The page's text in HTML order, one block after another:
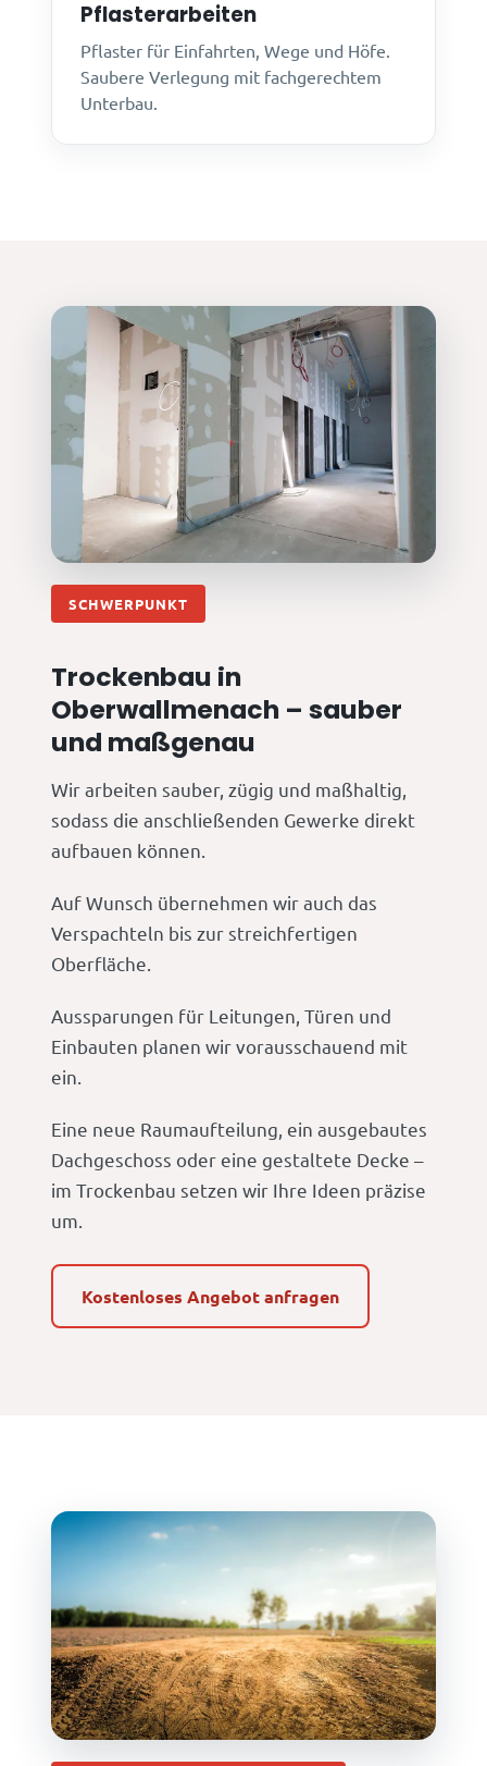
Pflasterarbeiten
Pflaster für Einfahrten, Wege und Höfe.
Saubere Verlegung mit fachgerechtem
Unterbau.
SCHWERPUNKT
Trockenbau in
Oberwallmenach – sauber
und maßgenau
Wir arbeiten sauber, zügig und maßhaltig,
sodass die anschließenden Gewerke direkt
aufbauen können.
Auf Wunsch übernehmen wir auch das
Verspachteln bis zur streichfertigen
Oberfläche.
Aussparungen für Leitungen, Türen und
Einbauten planen wir vorausschauend mit
ein.
Eine neue Raumaufteilung, ein ausgebautes
Dachgeschoss oder eine gestaltete Decke –
im Trockenbau setzen wir Ihre Ideen präzise
um.
Kostenloses Angebot anfragen